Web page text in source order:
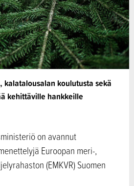
kalatalousalan koulutusta sekä
kehittäville hankkeille
on avannut
Euroopan meri-,
(EMKVR) Suomen